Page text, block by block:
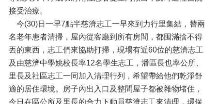
接受治療。
今(30)日一早7點半慈濟志工一早來到力行里集結，替兩
名老年患者清掃，屋內從客廳到所有房間，都囤滿捨不得
丟的東西，志工們來協助打掃，現場有近60位的慈濟志工
及由慈濟中學姚校長率12名學生志工，潘區長也率公所、
里長及社區志工一同加入清理行列，希望帶給他們乾淨舒
適的居住環境。房子內出入口及整間屋子都被雜物堵住，
今日在區公所及里長的合力下動員慈濟志工來清理，環保